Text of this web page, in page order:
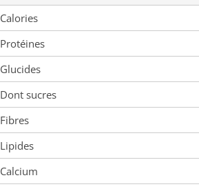
Calories
Protéines
Glucides
Dont sucres
Fibres
Lipides
Calcium